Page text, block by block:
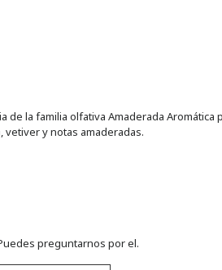
de la familia olfativa Amaderada Aromática
vetiver y notas amaderadas.
preguntarnos por el.